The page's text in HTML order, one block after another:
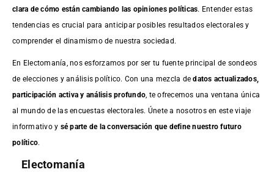
clara de cómo están cambiando las opiniones políticas. Entender estas
tendencias es crucial para anticipar posibles resultados electorales y
comprender el dinamismo de nuestra sociedad.
En Electomanía, nos esforzamos por ser tu fuente principal de sondeos
de elecciones y análisis político. Con una mezcla dedatos actualizados,
participación activa y análisis profundo , te ofrecemos una ventana única
al mundo de las encuestas electorales. Únete a nosotros en este viaje
informativo y sé parte de la conversación que define nuestro futuro
político.
Electomanía